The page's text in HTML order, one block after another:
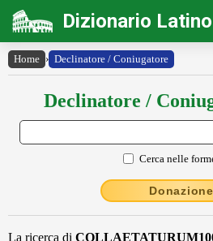
Dizionario Latino
Home › Declinatore / Coniugatore
Declinatore /
Cerca nelle
Donazione
La ricerca di